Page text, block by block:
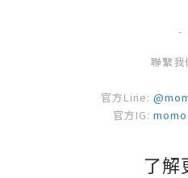
-
聯繫
官方Line:
官方IG:
了解